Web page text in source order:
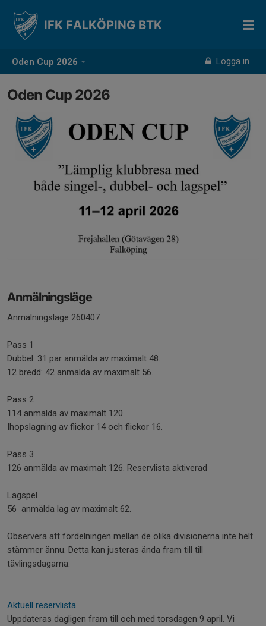
Oden Cup 2026 Logga in
IFK FALKÖPING BTK
Oden Cup 2026
Anmälningsläge
Anmälningsläge 260407
Pass 1
Dubbel: 31 par anmälda av maximalt 48.
12 bredd: 42 anmälda av maximalt 56.
Pass 2
114 anmälda av maximalt 120.
Ihopslagning av flickor 14 och flickor 16.
Pass 3
126 anmälda av maximalt 126. Reservlista aktiverad
Lagspel
56 anmälda lag av maximalt 62.
Observera att fördelningen mellan de olika divisionerna inte helt
stämmer ännu. Detta kan justeras ända fram till till
tävlingsdagarna.
Aktuell reservlista
Uppdateras dagligen fram till och med torsdagen 9 april. Vi